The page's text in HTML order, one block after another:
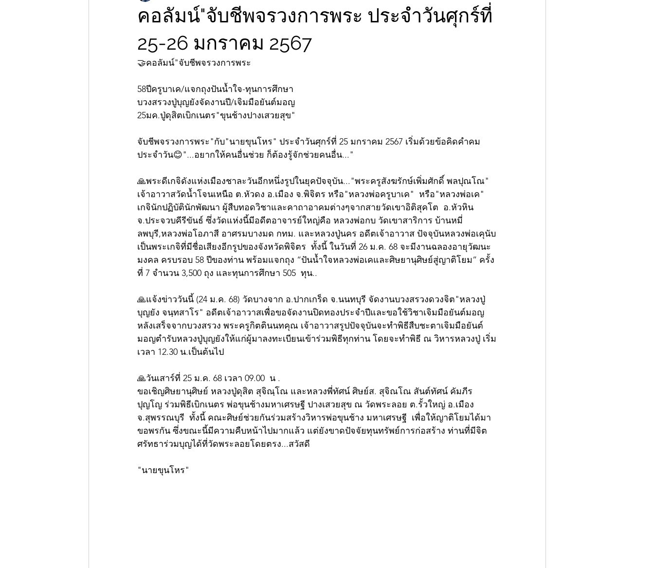
คอลัมน์"จับชีพจรวงการพระ ประจำวันศุกร์ที่
25-26 มกราคม 2567
🤝คอลัมน์"จับชีพจรวงการพระ
58ปีครูบาเค/แจกถุงปันน้ำใจ-ทุนการศึกษา
บวงสรวงปู่บุญยังจัดงานปี/เจิมมือยันต์มอญ
25มค.ปู่ดุสิตเบิกเนตร"ขุนช้างปางเสวยสุข"
จับชีพจรวงการพระ"กับ"นายขุนโหร" ประจำวันศุกร์ที่ 25 มกราคม 2567 เริ่มด้วยข้อคิดคำคม
ประจำวัน😊"...อยากให้คนอื่นช่วย ก็ต้องรู้จักช่วยคนอื่น..."
🙏พระดีเกจิดังแห่งเมืองชาละวันอีกหนึ่งรูปในยุคปัจจุบัน..."พระครูสังฆรักษ์เพิ่มศักดิ์ พลปุณโณ"
เจ้าอาวาสวัดน้ำโจนเหนือ ต.หัวดง อ.เมือง จ.พิจิตร หรือ"หลวงพ่อครูบาเค"  หรือ"หลวงพ่อเค"
เกจินักปฏิบัตินักพัฒนา ผู้สืบทอดวิชาและคาถาอาคมต่างๆจากสายวัดเขาอิติสุคโต  อ.หัวหิน
จ.ประจวบคีรีขันธ์ ซึ่งวัดแห่งนี้มีอดีตอาจารย์ใหญ่คือ หลวงพ่อกบ วัดเขาสาริการ บ้านหมี่
ลพบุรี,หลวงพ่อโอภาสี อาศรมบางมด กทม. และหลวงปู่นคร อดีตเจ้าอาวาส ปัจจุบันหลวงพ่อเคุนับ
เป็นพระเกจิที่มีชื่อเสียงอีกรูปของจังหวัดพิจิตร  ทั้งนี้ ในวันที่ 26 ม.ค. 68 จะมีงานฉลองอายุวัฒนะ
มงคล ครบรอบ 58 ปีของท่าน พร้อมแจกถุง “ปันน้ำใจหลวงพ่อเคและศิษยานุศิษย์สู่ญาติโยม” ครั้ง
ที่ 7 จำนวน 3,500 ถุง และทุนการศึกษา 505  ทุน..
🙏แจ้งข่าววันนี้ (24 ม.ค. 68) วัดบางจาก อ.ปากเกร็ด จ.นนทบุรี จัดงานบวงสรวงดวงจิต"หลวงปู่
บุญยัง จนฺทสาโร" อดีตเจ้าอาวาสเพื่อขอจัดงานปิดทองประจำปีและขอใช้วิชาเจิมมือยันต์มอญ
หลังเสร็จจากบวงสรวง พระครูกิตตินนทคุณ เจ้าอาวาสรูปปัจจุบันจะทำพิธีสืบชะตาเจิมมือยันต์
มอญตำรับหลวงปู่บุญยังให้แก่ผู้มาลงทะเบียนเข้าร่วมพิธีทุกท่าน โดยจะทำพิธี ณ วิหารหลวงปู่ เริ่ม
เวลา 12.30 น.เป็นต้นไป
🙏วันเสาร์ที่ 25 ม.ค. 68 เวลา 09.00  น .
ขอเชิญศิษยานุศิษย์ หลวงปู่ดุสิต สุจิณฺโณ และหลวงพี่ทัศน์ ศิษย์ส. สุจิณโณ สันต์ทัศน์ คัมภีร
ปุญโญ ร่วมพิธีเบิกเนตร พ่อขุนช้างมหาเศรษฐี ปางเสวยสุข ณ วัดพระลอย ต.รั้วใหญ่ อ.เมือง
จ.สุพรรณบุรี  ทั้งนี้ คณะศิษย์ช่วยกันร่วมสร้างวิหารพ่อขุนช้าง มหาเศรษฐี  เพื่อให้ญาติโยมได้มา
ขอพรกัน ซึ่งขณะนี้มีความคืบหน้าไปมากแล้ว แต่ยังขาดปัจจัยทุนทรัพย์การก่อสร้าง ท่านที่มีจิต
ศรัทธาร่วมบุญได้ที่วัดพระลอยโดยตรง...สวัสดี
"นายขุนโหร"